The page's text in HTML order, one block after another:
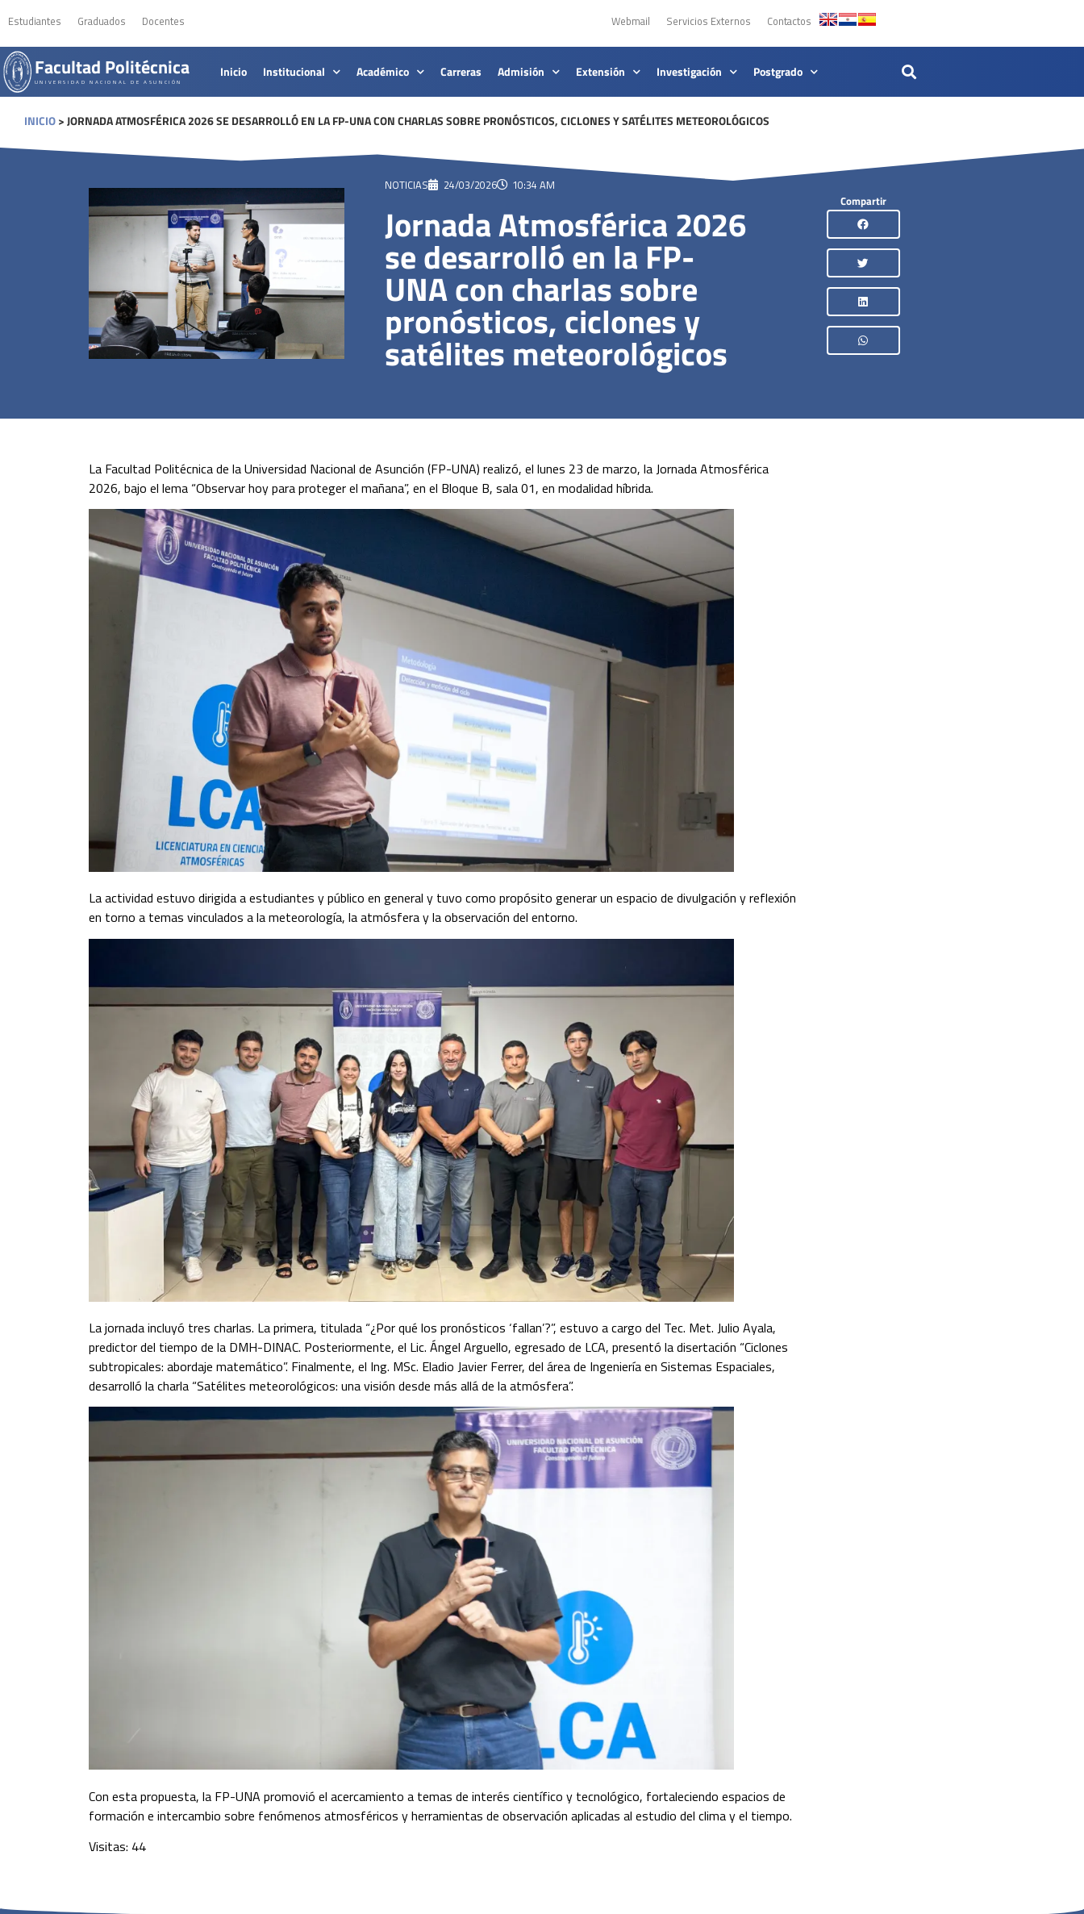
Estudiantes Graduados Docentes Webmail Servicios Externos Contactos
Facultad Politécnica
UNIVERSIDAD NACIONAL DE ASUNCIÓN
Inicio Institucional Académico Carreras Admisión Extensión Investigación Postgrado
INICIO > JORNADA ATMOSFÉRICA 2026 SE DESARROLLÓ EN LA FP-UNA CON CHARLAS SOBRE PRONÓSTICOS, CICLONES Y SATÉLITES METEOROLÓGICOS
NOTICIAS 24/03/2026 10:34 AM
Jornada Atmosférica 2026
se desarrolló en la FP-
UNA con charlas sobre
pronósticos, ciclones y
satélites meteorológicos
Compartir
La Facultad Politécnica de la Universidad Nacional de Asunción (FP-UNA) realizó, el lunes 23 de marzo, la Jornada Atmosférica
2026, bajo el lema “Observar hoy para proteger el mañana”, en el Bloque B, sala 01, en modalidad híbrida.
La actividad estuvo dirigida a estudiantes y público en general y tuvo como propósito generar un espacio de divulgación y reflexión
en torno a temas vinculados a la meteorología, la atmósfera y la observación del entorno.
La jornada incluyó tres charlas. La primera, titulada “¿Por qué los pronósticos ‘fallan’?”, estuvo a cargo del Tec. Met. Julio Ayala,
predictor del tiempo de la DMH-DINAC. Posteriormente, el Lic. Ángel Arguello, egresado de LCA, presentó la disertación “Ciclones
subtropicales: abordaje matemático”. Finalmente, el Ing. MSc. Eladio Javier Ferrer, del área de Ingeniería en Sistemas Espaciales,
desarrolló la charla “Satélites meteorológicos: una visión desde más allá de la atmósfera”.
Con esta propuesta, la FP-UNA promovió el acercamiento a temas de interés científico y tecnológico, fortaleciendo espacios de
formación e intercambio sobre fenómenos atmosféricos y herramientas de observación aplicadas al estudio del clima y el tiempo.
Visitas: 44